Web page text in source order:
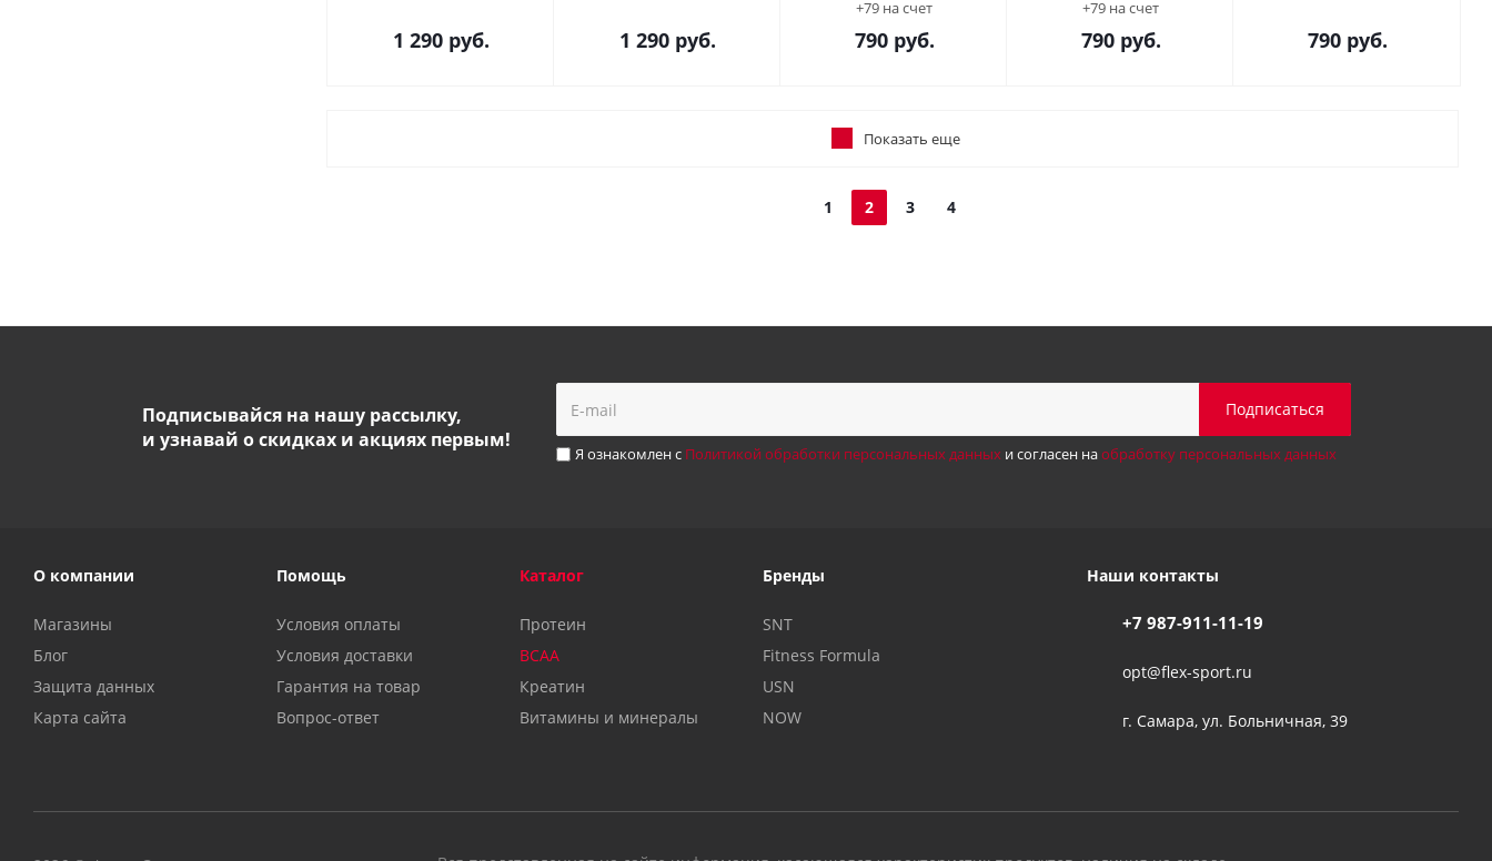
1 290 руб. 1 290 руб.
+79 на счет
790руб.
+79 на счет
790руб. 790руб.
Показать еще
1 2 3 4
Подписывайся на нашу рассылку,
и узнавай о скидках и акциях первым!
Я ознакомлен с Политикой обработки персональных данныхи согласен наобработку персональных данных
О компании
Магазины
Блог
Защита данных
Карта сайта
Помощь
Условия оплаты
Условия доставки
Гарантия на товар
Вопрос-ответ
Каталог
Протеин
BCAA
Креатин
Витамины и минералы
Бренды
SNT
Fitness Formula
USN
NOW
Наши контакты
+7 987-911-11-19
opt@flex-sport.ru
г. Самара, ул. Больничная, 39